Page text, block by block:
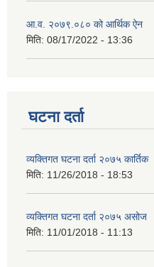
आ.व. २०७९.०८० को आर्थिक ऐन
मिति: 08/17/2022 - 13:36
घटना दर्ता
व्यक्तिगत घटना दर्ता २०७५ कार्तिक
मिति: 11/26/2018 - 18:53
व्यक्तिगत घटना दर्ता २०७५ असोज
मिति: 11/01/2018 - 11:13